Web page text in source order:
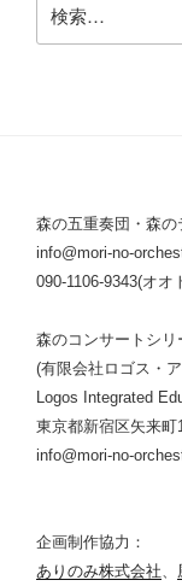
索:
森の五重奏団・森の
info@mori-no-
090-1106-9343(オオ
森のコンサートシリ
(有限会社ロゴス・
Logos Integrated
東京都新宿区矢来町
info@mori-no-
企画制作協力：
ありのみ株式会社、